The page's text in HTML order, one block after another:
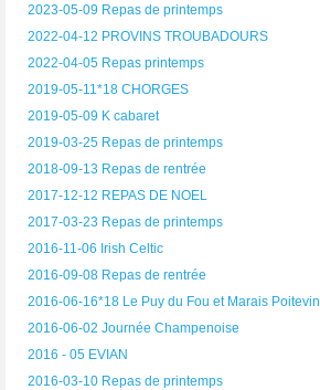
2023-05-09 Repas de printemps
2022-04-12 PROVINS TROUBADOURS
2022-04-05 Repas printemps
2019-05-11*18 CHORGES
2019-05-09 K cabaret
2019-03-25 Repas de printemps
2018-09-13 Repas de rentrée
2017-12-12 REPAS DE NOEL
2017-03-23 Repas de printemps
2016-11-06 Irish Celtic
2016-09-08 Repas de rentrée
2016-06-16*18 Le Puy du Fou et Marais Poitevin
2016-06-02 Journée Champenoise
2016 - 05 EVIAN
2016-03-10 Repas de printemps